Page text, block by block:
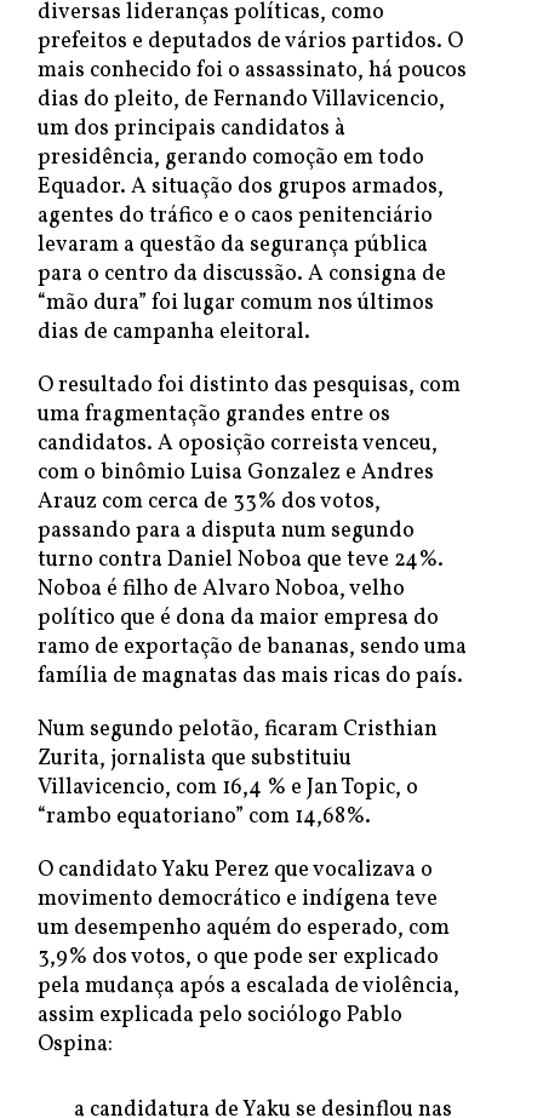
diversas lideranças políticas, como
prefeitos e deputados de vários partidos. O
mais conhecido foi o assassinato, há poucos
dias do pleito, de Fernando Villavicencio,
um dos principais candidatos à
presidência, gerando comoção em todo
Equador. A situação dos grupos armados,
agentes do tráfico e o caos penitenciário
levaram a questão da segurança pública
para o centro da discussão. A consigna de
“mão dura” foi lugar comum nos últimos
dias de campanha eleitoral.
O resultado foi distinto das pesquisas, com
uma fragmentação grandes entre os
candidatos. A oposição correista venceu,
com o binômio Luisa Gonzalez e Andres
Arauz com cerca de 33% dos votos,
passando para a disputa num segundo
turno contra Daniel Noboa que teve 24%.
Noboa é filho de Alvaro Noboa, velho
político que é dona da maior empresa do
ramo de exportação de bananas, sendo uma
família de magnatas das mais ricas do país.
Num segundo pelotão, ficaram Cristhian
Zurita, jornalista que substituiu
Villavicencio, com 16,4 % e Jan Topic, o
“rambo equatoriano” com 14,68%.
O candidato Yaku Perez que vocalizava o
movimento democrático e indígena teve
um desempenho aquém do esperado, com
3,9% dos votos, o que pode ser explicado
pela mudança após a escalada de violência,
assim explicada pelo sociólogo Pablo
Ospina:
a candidatura de Yaku se desinflou nas